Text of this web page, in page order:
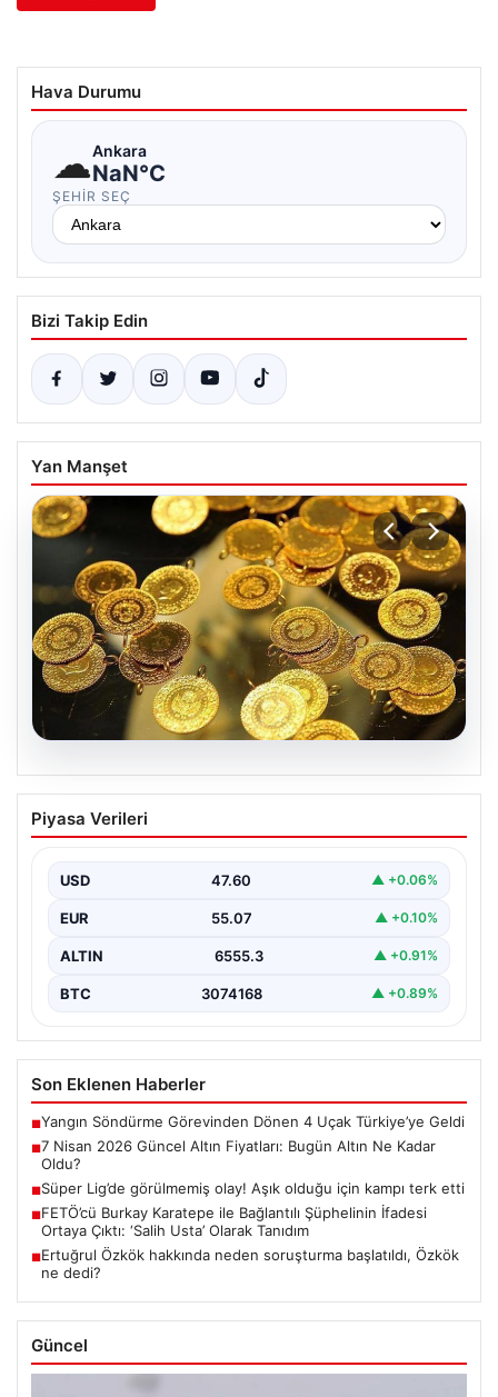
Hava Durumu
☁Ankara
NaN°C
ŞEHIR SEÇ
Bizi Takip Edin
Yan Manşet
7 Nisan 2026 Güncel Altın Fiyatları:
Bugün Altın Ne Kadar Oldu?
ve jeopolitik risklerin yoğun etkisi altında dalgalı bir…
Piyasa Verileri
USD 47.60 ▲ +0.06%
EUR 55.07 ▲ +0.10%
ALTIN 6555.3 ▲ +0.91%
BTC 3074168 ▲ +0.89%
Son Eklenen Haberler
■Yangın Söndürme Görevinden Dönen 4 Uçak Türkiye’ye Geldi
■7 Nisan 2026 Güncel Altın Fiyatları: Bugün Altın Ne Kadar
Oldu?
■Süper Lig’de görülmemiş olay! Aşık olduğu için kampı terk etti
■FETÖ’cü Burkay Karatepe ile Bağlantılı Şüphelinin İfadesi
Ortaya Çıktı: ‘Salih Usta’ Olarak Tanıdım
■Ertuğrul Özkök hakkında neden soruşturma başlatıldı, Özkök
ne dedi?
Güncel